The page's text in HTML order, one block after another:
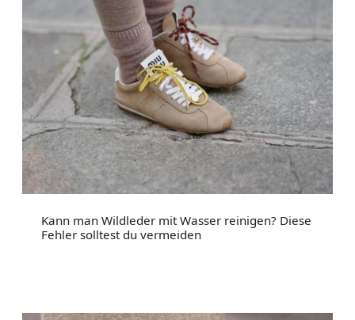
Kann man Wildleder mit Wasser reinigen? Diese
Fehler solltest du vermeiden